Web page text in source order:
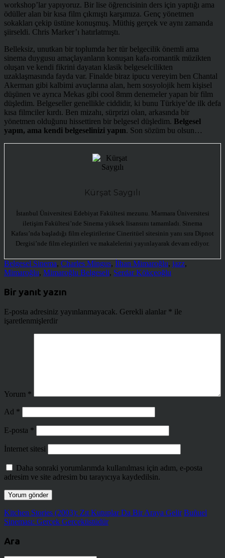
workshop’lar yapıyoruz. Bir lise öğrencisinin ders için yaptığı ama
ödüller alan bir kısa film çıkmıştı karşımıza. Genç yönetmen
sokakları çekip üstüne konuşmuş. Müthiş gerçek ve aynı zamanda
şiirseldi. Chris Marker’ı hatırlatmıştı.
Belleksiz, unutkan bir toplumda her tür belgecilik önemli ama
sinema duygusu amaçlayanların konuşan kafa-romantik müzikten
oluşan ve kendi fikrini dayatan klasik belgeselcilikten
uzaklaşmasında fayda var. Finalde biraz ipucu vereyim ben Chantal
Akerman gibi kalbimi avuçlarına alan, hem sosyolojik hem kişisel
düşünen ve ayrıca Mekas gibi cool 8mm denemeler yapan bir film
düşledim. Belgeseller genellikle ciddidir, ki bunu Türkiye’de ilk defa
kısa filmciler kırdı. Ben mizahı, sürprizi olan, arkasında bir
yönetmen olduğunu hissettiren bir belgesel düşledim. Belgesel
yapın, ama kendi belgeselinizi yapın. Son sözüm bu olsun…
Kürşat Saygılı
İstanbul Üniversitesi Edebiyat Fakültesi mezunu. Marmara Üniversitesi
iletişim Fakültesi’nde Sinema yüksek lisansını tamamladı. Sinema
Kafası’nda başladığı film eleştirilerine Cineritüel sitesinin yanı sıra Dipnot
Dergisi’nde film eleştirileri ve makalelerini yayınlayarak devam ediyor.
Belgesel Sinema, Charles Mingus, İlhan Mimaroğlu, jazz,
Mimaroğlu, Mimaroğlu Belgeseli, Serdar Kökçeoğlu
Bir yanıt yazın
E-posta adresiniz yayınlanmayacak. Gerekli alanlar * ile
işaretlenmişlerdir
Yorum *
Ad *
E-posta *
İnternet sitesi
Daha sonraki yorumlarımda kullanılması için adım, e-posta
adresim ve site adresim bu tarayıcıya kaydedilsin.
Kitchen Stories (2003): Zıt Kutuplar Da Bir Araya Gelir Buñuel
Sineması: Gerçek Gerçeküstüdür
Ara